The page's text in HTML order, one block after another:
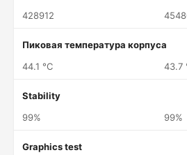
428912
Пиковая температура корпуса
44.1 °C
43.7
Stability
99%
99%
Graphics test